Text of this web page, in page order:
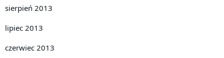
sierpień 2013
lipiec 2013
czerwiec 2013